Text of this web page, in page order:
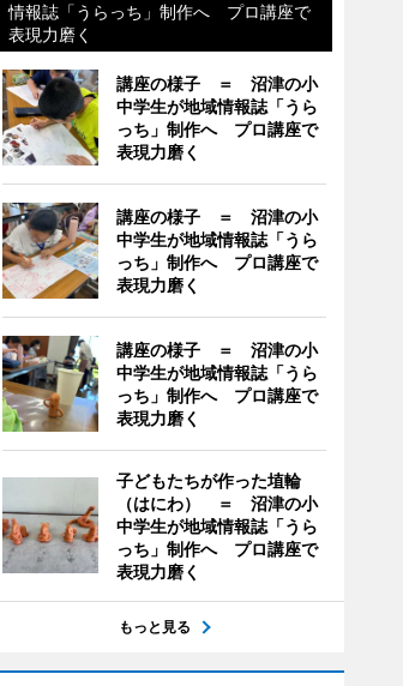
情報誌「うらっち」制作へ プロ講座で
表現力磨く
講座の様子 ＝ 沼津の小
中学生が地域情報誌「うら
っち」制作へ プロ講座で
表現力磨く
講座の様子 ＝ 沼津の小
中学生が地域情報誌「うら
っち」制作へ プロ講座で
表現力磨く
講座の様子 ＝ 沼津の小
中学生が地域情報誌「うら
っち」制作へ プロ講座で
表現力磨く
子どもたちが作った埴輪
（はにわ） ＝ 沼津の小
中学生が地域情報誌「うら
っち」制作へ プロ講座で
表現力磨く
もっと見る